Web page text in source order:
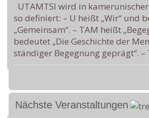
UTAMTSI wird in
so definiert: – U heißt „Wir“ und
„Gemeinsam“. – TAM heißt
bedeutet „Die Geschichte der
ständiger Begegnung geprägt“. –
Nächste Veranstaltungen